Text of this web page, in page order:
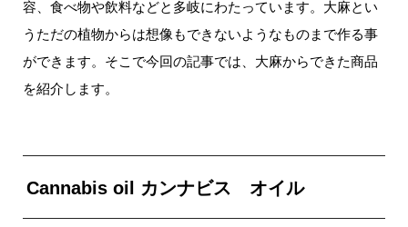
容、食べ物や飲料などと多岐にわたっています。大麻とい
うただの植物からは想像もできないようなものまで作る事
ができます。そこで今回の記事では、大麻からできた商品
を紹介します。
Cannabis oil カンナビス オイル